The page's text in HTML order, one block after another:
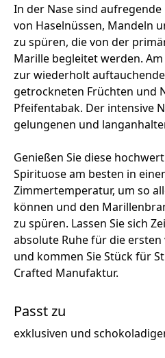
In der Nase sind
von Haselnüssen, Mandeln
zu spüren, die von der
Marille begleitet werden.
zur wiederholt
getrockneten Früchten und
Pfeifentabak. Der intensive
gelungenen und
Genießen Sie diese
Spirituose am besten in
Zimmertemperatur, um so
können und den
zu spüren. Lassen Sie sich
absolute Ruhe für die
und kommen Sie Stück für
Crafted Manufaktur.
Passt zu
exklusiven und